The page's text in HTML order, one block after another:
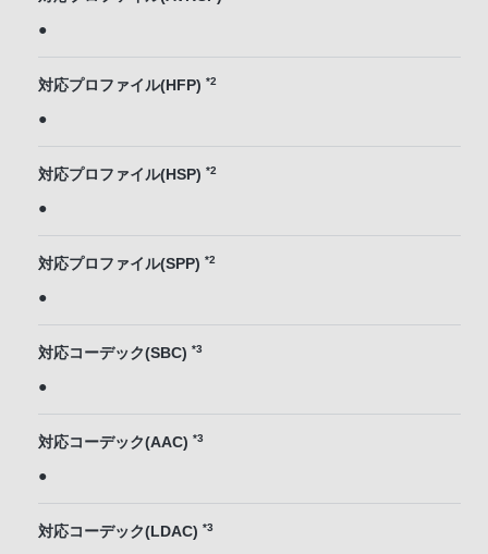
●
対応プロファイル(HFP) *2
●
対応プロファイル(HSP) *2
●
対応プロファイル(SPP) *2
●
対応コーデック(SBC) *3
●
対応コーデック(AAC) *3
●
対応コーデック(LDAC) *3